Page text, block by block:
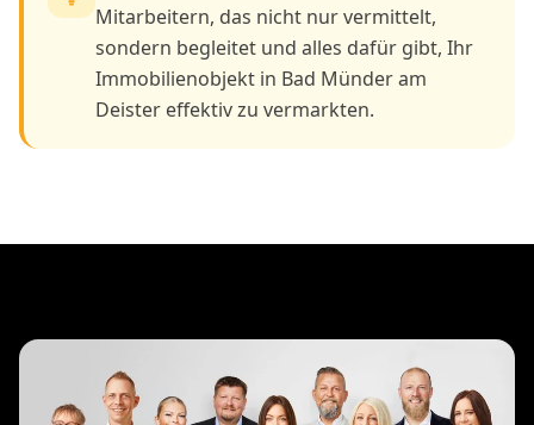
Mitarbeitern, das nicht nur vermittelt,
sondern begleitet und alles dafür gibt, Ihr
Immobilienobjekt in Bad Münder am
Deister effektiv zu vermarkten.